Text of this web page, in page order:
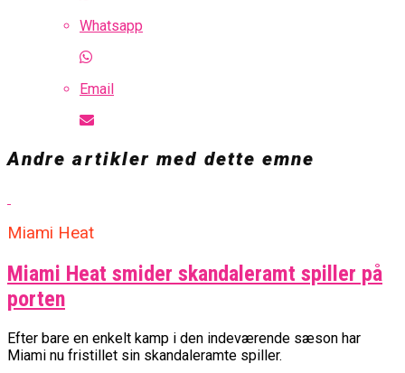
Whatsapp
Email
Andre artikler med dette emne
Miami Heat
Miami Heat smider skandaleramt spiller på
porten
Efter bare en enkelt kamp i den indeværende sæson har
Miami nu fristillet sin skandaleramte spiller.